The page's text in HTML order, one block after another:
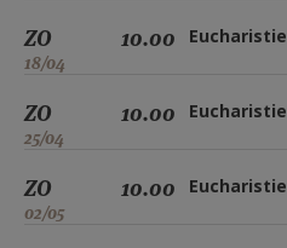
ZO
18/04
10.00 Eucharistie
ZO
25/04
10.00 Eucharistie
ZO
02/05
10.00 Eucharistie